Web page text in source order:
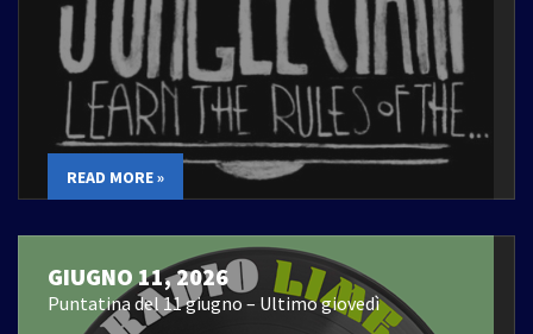
READ MORE »
GIUGNO 11, 2026
Puntatina del 11 giugno – Ultimo giovedì